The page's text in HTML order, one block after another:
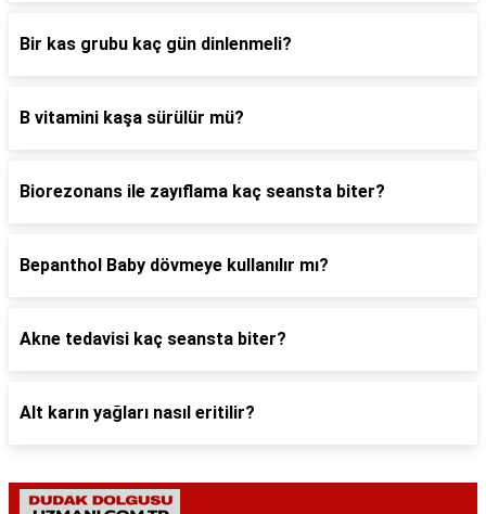
Bir kas grubu kaç gün dinlenmeli?
B vitamini kaşa sürülür mü?
Biorezonans ile zayıflama kaç seansta biter?
Bepanthol Baby dövmeye kullanılır mı?
Akne tedavisi kaç seansta biter?
Alt karın yağları nasıl eritilir?